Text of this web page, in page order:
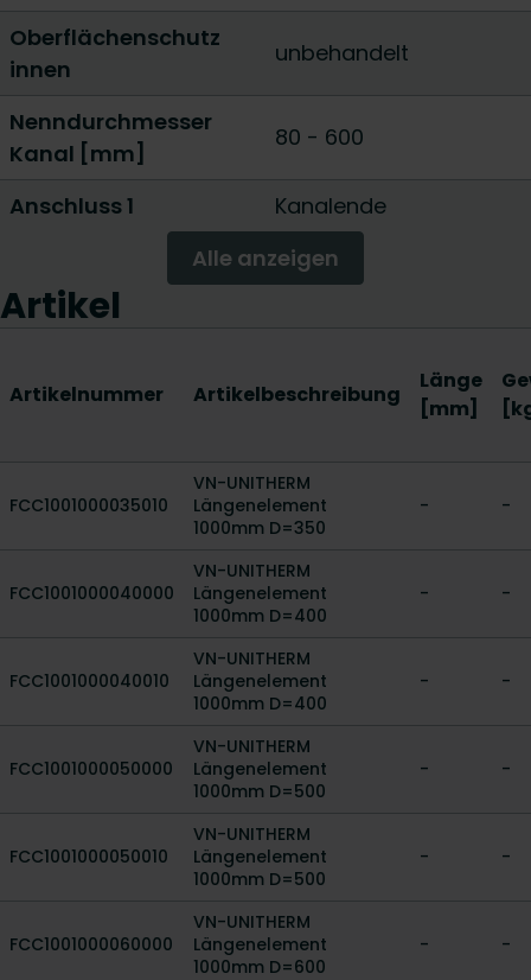
Oberflächenschutz
innen
unbehandelt
Nenndurchmesser
Kanal [mm]
80 - 600
Anschluss 1
Kanalende
Alle anzeigen
Artikel
Artikelnummer Artikelbeschreibung
Länge
[mm]
FCC1001000035010
VN-UNITHERM
Längenelement
1000mm D=350
- -
FCC1001000040000
VN-UNITHERM
Längenelement
1000mm D=400
- -
FCC1001000040010
VN-UNITHERM
Längenelement
1000mm D=400
- -
FCC1001000050000
VN-UNITHERM
Längenelement
1000mm D=500
- -
FCC1001000050010
VN-UNITHERM
Längenelement
1000mm D=500
- -
FCC1001000060000
VN-UNITHERM
Längenelement
1000mm D=600
- -